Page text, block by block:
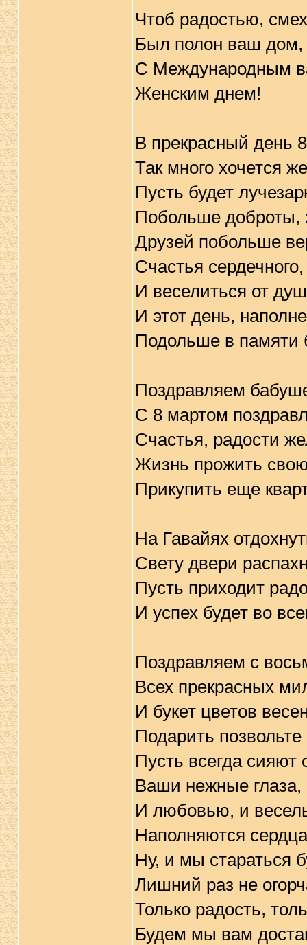
Чтоб радостью,
Был полон ваш дом,
С Международным
Женским днем!
В прекрасный день
Так много хочется
Пусть будет
Побольше доброты,
Друзей побольше
Счастья
И веселиться от
И этот день,
Подольше в памяти
Поздравляем
С 8 мартом
Счастья, радости
Жизнь прожить
Прикупить еще
На Гавайях
Свету двери
Пусть приходит
И успех будет во
Поздравляем с
Всех прекрасных
И букет цветов
Подарить
Пусть всегда сияют
Ваши нежные глаза,
И любовью, и
Наполняются
Ну, и мы стараться
Лишний раз не
Только радость,
Будем мы вам